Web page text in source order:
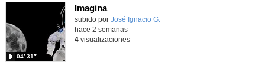
Imagina
Contenido educativo.
subido por José Ignacio G.
04′ 31″
hace 2 semanas
4visualizaciones